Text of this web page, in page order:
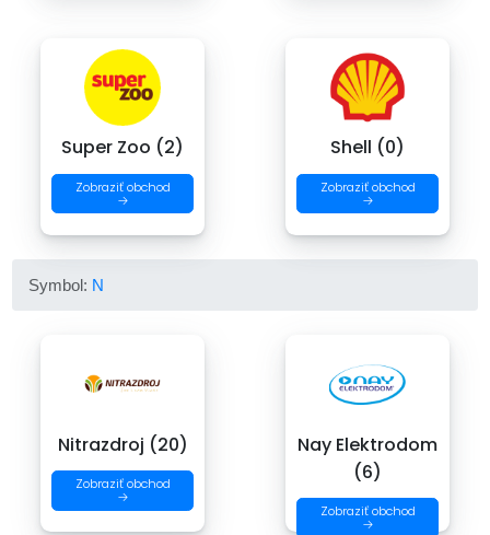
Super Zoo (2)
Zobraziť obchod
→
Shell (0)
Zobraziť obchod
→
Symbol: N
Nitrazdroj (20)
Zobraziť obchod
→
Nay Elektrodom
(6)
Zobraziť obchod
→